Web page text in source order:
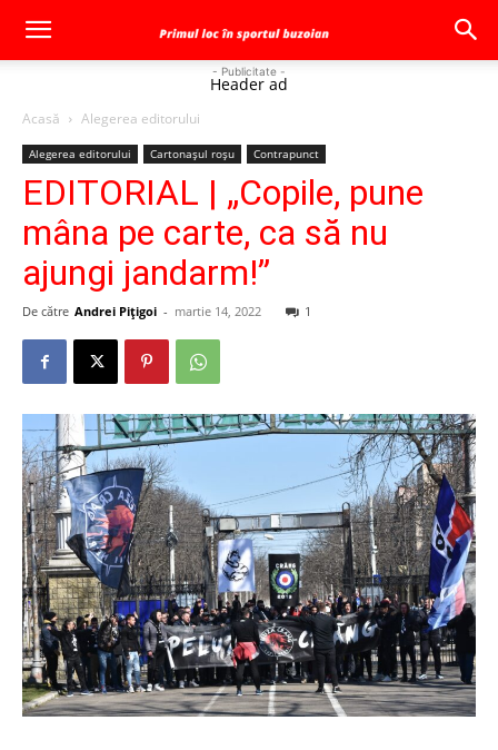
- Publicitate -
Header ad
Acasă Alegerea editorului
Alegerea editorului Cartonaşul roşu Contrapunct
EDITORIAL | „Copile, pune
mâna pe carte, ca să nu
ajungi jandarm!”
De către Andrei Pițigoi - martie 14, 2022 1